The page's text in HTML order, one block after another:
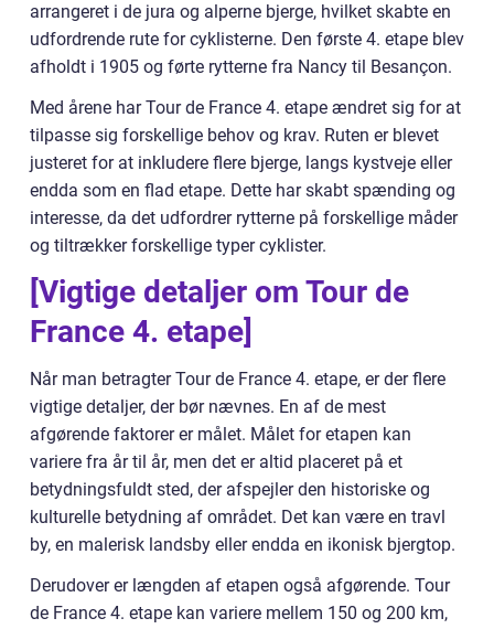
arrangeret i de jura og alperne bjerge, hvilket skabte en
udfordrende rute for cyklisterne. Den første 4. etape blev
afholdt i 1905 og førte rytterne fra Nancy til Besançon.
Med årene har Tour de France 4. etape ændret sig for at
tilpasse sig forskellige behov og krav. Ruten er blevet
justeret for at inkludere flere bjerge, langs kystveje eller
endda som en flad etape. Dette har skabt spænding og
interesse, da det udfordrer rytterne på forskellige måder
og tiltrækker forskellige typer cyklister.
[Vigtige detaljer om Tour de
France 4. etape]
Når man betragter Tour de France 4. etape, er der flere
vigtige detaljer, der bør nævnes. En af de mest
afgørende faktorer er målet. Målet for etapen kan
variere fra år til år, men det er altid placeret på et
betydningsfuldt sted, der afspejler den historiske og
kulturelle betydning af området. Det kan være en travl
by, en malerisk landsby eller endda en ikonisk bjergtop.
Derudover er længden af etapen også afgørende. Tour
de France 4. etape kan variere mellem 150 og 200 km,